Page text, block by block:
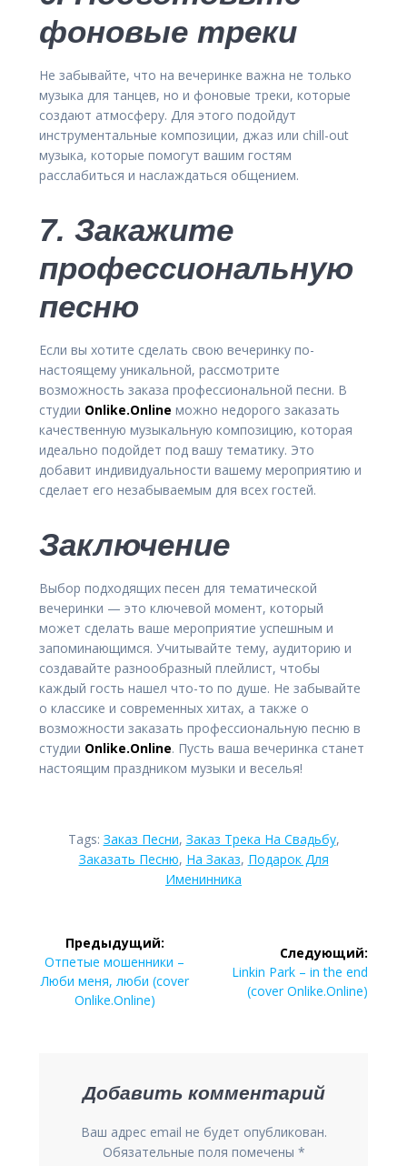
фоновые треки
Не забывайте, что на вечеринке важна не только
музыка для танцев, но и фоновые треки, которые
создают атмосферу. Для этого подойдут
инструментальные композиции, джаз или chill-out
музыка, которые помогут вашим гостям
расслабиться и наслаждаться общением.
7. Закажите
профессиональную
песню
Если вы хотите сделать свою вечеринку по-
настоящему уникальной, рассмотрите
возможность заказа профессиональной песни. В
студии Onlike.Online можно недорого заказать
качественную музыкальную композицию, которая
идеально подойдет под вашу тематику. Это
добавит индивидуальности вашему мероприятию и
сделает его незабываемым для всех гостей.
Заключение
Выбор подходящих песен для тематической
вечеринки — это ключевой момент, который
может сделать ваше мероприятие успешным и
запоминающимся. Учитывайте тему, аудиторию и
создавайте разнообразный плейлист, чтобы
каждый гость нашел что-то по душе. Не забывайте
о классике и современных хитах, а также о
возможности заказать профессиональную песню в
студии Onlike.Online. Пусть ваша вечеринка станет
настоящим праздником музыки и веселья!
Tags: Заказ Песни, Заказ Трека На Свадьбу,
Заказать Песню, На Заказ, Подарок Для
Именинника
Навигация
по
записям
Предыдущий:
Предыдущая
запись:
Отпетые мошенники –
Люби меня, люби (cover
Onlike.Online)
Следующий:
Следующая
запись:
Linkin Park – in the end
(cover Onlike.Online)
Добавить комментарий
Ваш адрес email не будет опубликован.
Обязательные поля помечены *